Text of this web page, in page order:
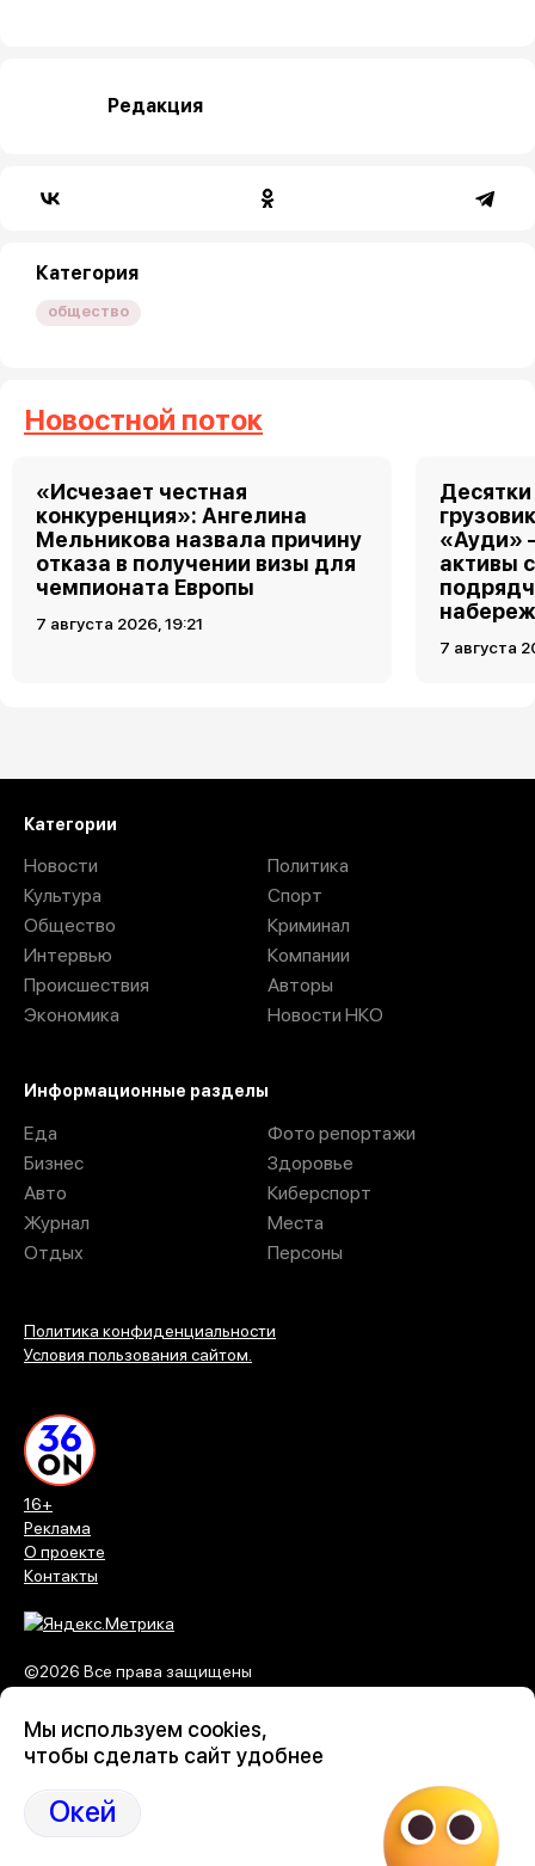
Редакция
Категория
общество
Новостной поток
«Исчезает честная
конкуренция»: Ангелина
Мельникова назвала причину
отказа в получении визы для
чемпионата Европы
7 августа 2026, 19:21
«Ауди»
активы
7 августа
16+
Реклама
О проекте
Контакты
©2026 Все права защищены
Категории
Новости
Культура
Общество
Интервью
Происшествия
Экономика
Политика
Спорт
Криминал
Компании
Авторы
Новости НКО
Информационные разделы
Еда
Бизнес
Авто
Журнал
Отдых
Фото репортажи
Здоровье
Киберспорт
Места
Персоны
Политика конфиденциальности
Условия пользования сайтом.
Подпишись на наши каналы
Telegram
Мы используем cookies,
чтобы сделать сайт удобнее
Окей